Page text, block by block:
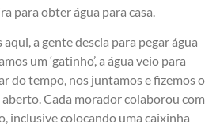
para obter água para casa.
a gente descia para pegar água
um ‘gatinho’, a água veio para
do tempo, nos juntamos e fizemos o
Cada morador colaborou com
inclusive colocando uma caixinha